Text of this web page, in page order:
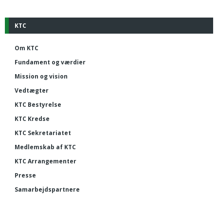
KTC
Om KTC
Fundament og værdier
Mission og vision
Vedtægter
KTC Bestyrelse
KTC Kredse
KTC Sekretariatet
Medlemskab af KTC
KTC Arrangementer
Presse
Samarbejdspartnere